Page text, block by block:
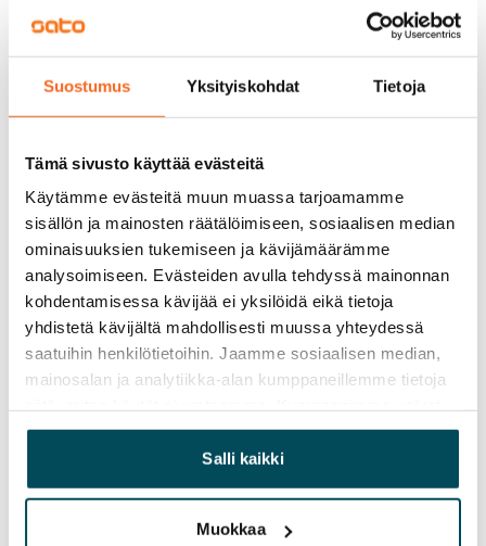
Suostumus Yksityiskohdat Tietoja
Tämä sivusto käyttää evästeitä
Käytämme evästeitä muun muassa tarjoamamme
sisällön ja mainosten räätälöimiseen, sosiaalisen median
ominaisuuksien tukemiseen ja kävijämäärämme
analysoimiseen. Evästeiden avulla tehdyssä mainonnan
kohdentamisessa kävijää ei yksilöidä eikä tietoja
yhdistetä kävijältä mahdollisesti muussa yhteydessä
saatuihin henkilötietoihin. Jaamme sosiaalisen median,
mainosalan ja analytiikka-alan kumppaneillemme tietoja
yhdistää näitä tietoja muihin tietoihin, joita olet antanut
heille tai joita on kerätty, kun olet käyttänyt heidän
palvelujaan.
Salli kaikki
Muokkaa
Remontin kokonaiskesto noin 4 kuukautta.
Huoneistoissa voi asua remontin aikana.
Kaapeli
Sopimus ja maksut
Vapautuminen
Heti vapaa
Varallisuusrajat
Ei
Vuokra
315 €/kk
Vuokravakuus
Vuokrasopimus
Toistaiseksi voimassa oleva